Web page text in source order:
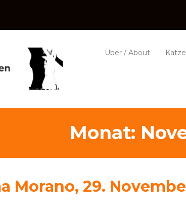
Über / About
Monat:
Morano, 29.